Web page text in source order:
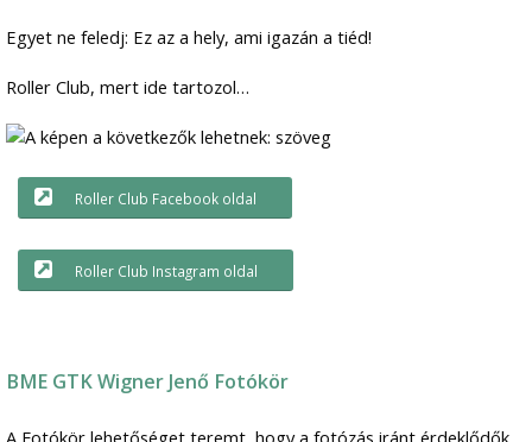
Egyet ne feledj: Ez az a hely, ami igazán a tiéd!
Roller Club, mert ide tartozol…
Roller Club Facebook oldal
Roller Club Instagram oldal
BME GTK Wigner Jenő Fotókör
A Fotókör lehetőséget teremt, hogy a fotózás iránt érdeklődők